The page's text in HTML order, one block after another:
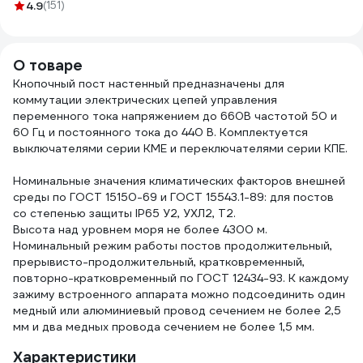
4.9(151)
О товаре
Кнопочный пост настенный предназначены для
коммутации электрических цепей управления
переменного тока напряжением до 660В частотой 50 и
60 Гц и постоянного тока до 440 В. Комплектуется
выключателями серии КМЕ и переключателями серии КПЕ.
Номинальные значения климатических факторов внешней
среды по ГОСТ 15150-69 и ГОСТ 15543.1-89: для постов
со степенью защиты IР65 У2, УХЛ2, Т2.
Высота над уровнем моря не более 4300 м.
Номинальный режим работы постов продолжительный,
прерывисто-продолжительный, кратковременный,
повторно-кратковременный по ГОСТ 12434-93. К каждому
зажиму встроенного аппарата можно подсоединить один
медный или алюминиевый провод сечением не более 2,5
мм и два медных провода сечением не более 1,5 мм.
Характеристики